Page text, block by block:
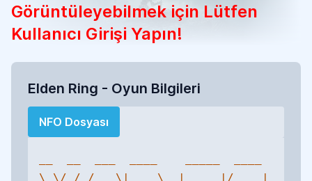
Görüntüleyebilmek için Lütfen
Kullanıcı Girişi Yapın!
Elden Ring - Oyun Bilgileri
NFO Dosyası
\ \/ / / _ \|  _ \  |_   _|/ ___|